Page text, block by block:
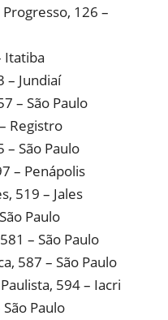
126 –
Itatiba
– Jundiaí
– São Paulo
Registro
– São Paulo
– Penápolis
519 – Jales
Paulo
– São Paulo
587 – São Paulo
594 – Iacri
Paulo